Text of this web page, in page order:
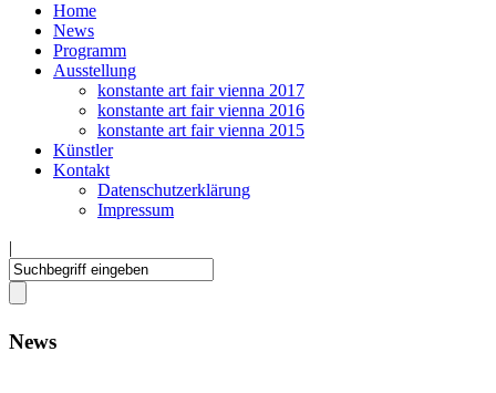
Home
News
Programm
Ausstellung
konstante art fair vienna 2017
konstante art fair vienna 2016
konstante art fair vienna 2015
Künstler
Kontakt
Datenschutzerklärung
Impressum
|
News